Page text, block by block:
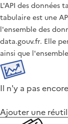
L'API des données
tabulaire est une
l'ensemble des
data.gouv.fr. Elle
ainsi que
Il n'y a pas
Ajouter une